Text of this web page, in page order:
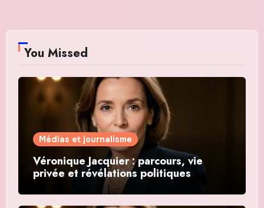
You Missed
Médias et journalisme
Véronique Jacquier : parcours, vie
privée et révélations politiques